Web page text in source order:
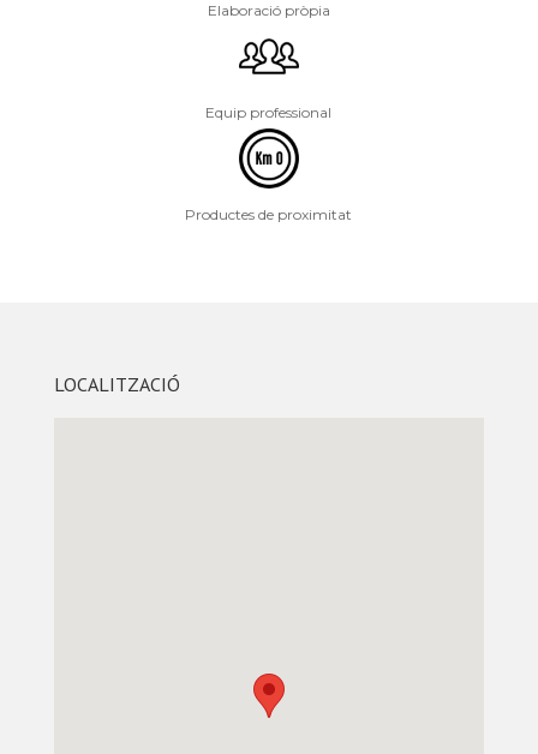
Elaboració pròpia
Equip professional
Productes de proximitat
LOCALITZACIÓ